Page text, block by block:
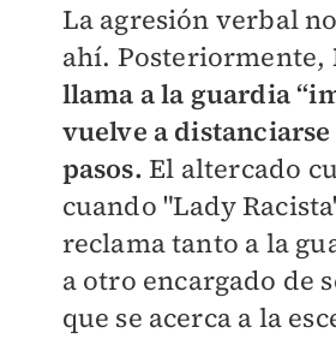
La agresión verbal
ahí. Posteriormente,
llama a la guardia
vuelve a
pasos. El altercado
cuando "Lady
reclama tanto a la
a otro encargado de
que se acerca a la